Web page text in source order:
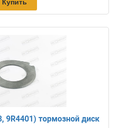
9R4401) тормозной диск